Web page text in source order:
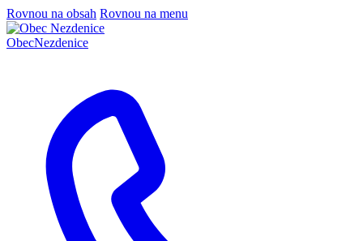
Rovnou na obsah Rovnou na menu
ObecNezdenice